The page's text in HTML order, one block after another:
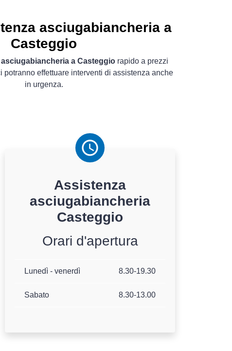
asciugabiancheria a
Casteggio
a Casteggio rapido a prezzi
potranno effettuare interventi di assistenza anche
in urgenza.
Assistenza
asciugabiancheria
Casteggio
Orari d'apertura
Lunedì - venerdì 8.30-19.30
Sabato 8.30-13.00